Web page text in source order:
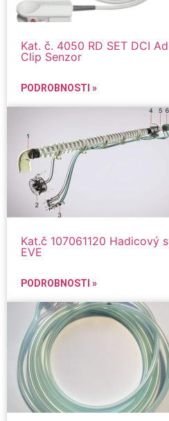
Kat. č. 4050 RD SET DCI
Clip Senzor
PODROBNOSTI »
Kat.č 107061120 Hadicový
EVE
PODROBNOSTI »